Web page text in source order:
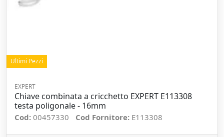
Ultimi Pezzi
EXPERT
Chiave combinata a cricchetto EXPERT E113308
testa poligonale - 16mm
Cod: 00457330 Cod Fornitore: E113308